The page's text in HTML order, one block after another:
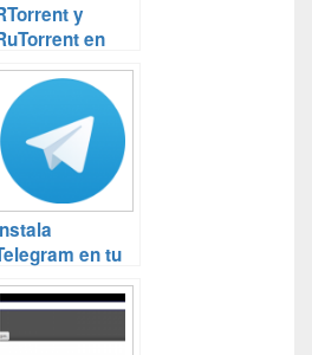
y
en
en tu
Pi en
tres sencillos
pasos